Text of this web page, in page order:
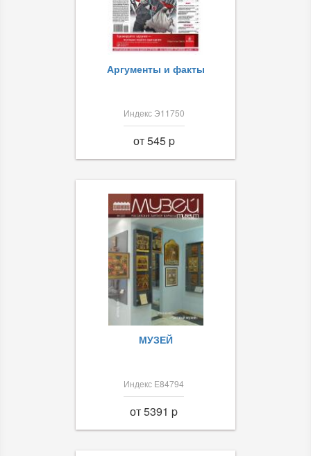
Аргументы и факты
Индекс Э11750
от 545 p
МУЗЕЙ
Индекс Е84794
от 5391 p